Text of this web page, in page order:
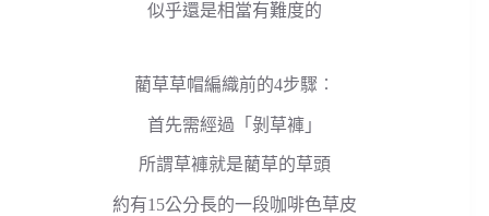
似乎還是相當有難度的
藺草草帽編織前的4步驟︰
首先需經過「剝草褲」
所謂草褲就是藺草的草頭
約有15公分長的一段咖啡色草皮